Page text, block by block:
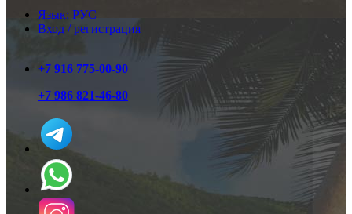
Язык: РУС
Вход / регистрация
+7 916 775-00-90
+7 986 821-46-80